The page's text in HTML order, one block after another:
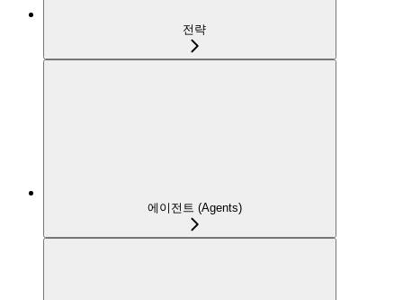
전략
에이전트 (Agents)